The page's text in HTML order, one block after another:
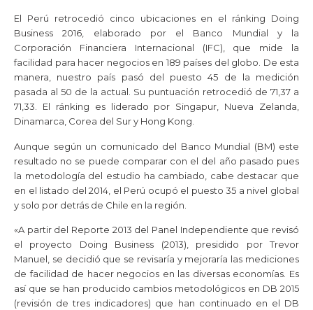
El Perú retrocedió cinco ubicaciones en el ránking Doing
Business 2016, elaborado por el Banco Mundial y la
Corporación Financiera Internacional (IFC), que mide la
facilidad para hacer negocios en 189 países del globo. De esta
manera, nuestro país pasó del puesto 45 de la medición
pasada al 50 de la actual. Su puntuación retrocedió de 71,37 a
71,33. El ránking es liderado por Singapur, Nueva Zelanda,
Dinamarca, Corea del Sur y Hong Kong.
Aunque según un comunicado del Banco Mundial (BM) este
resultado no se puede comparar con el del año pasado pues
la metodología del estudio ha cambiado, cabe destacar que
en el listado del 2014, el Perú ocupó el puesto 35 a nivel global
y solo por detrás de Chile en la región.
«A partir del Reporte 2013 del Panel Independiente que revisó
el proyecto Doing Business (2013), presidido por Trevor
Manuel, se decidió que se revisaría y mejoraría las mediciones
de facilidad de hacer negocios en las diversas economías. Es
así que se han producido cambios metodológicos en DB 2015
(revisión de tres indicadores) que han continuado en el DB